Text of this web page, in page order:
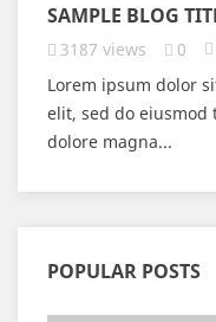
SAMPLE BLOG
3187 views 0
Lorem ipsum dolor
elit, sed do
dolore magna...
POPULAR POSTS